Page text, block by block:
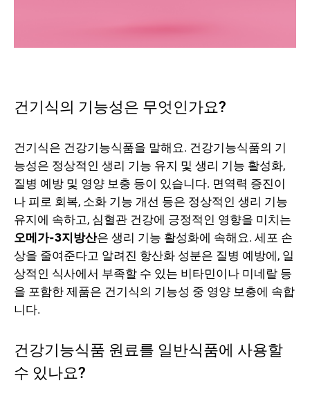
건기식의 기능성은 무엇인가요?
건기식은 건강기능식품을 말해요. 건강기능식품의 기
능성은 정상적인 생리 기능 유지 및 생리 기능 활성화,
질병 예방 및 영양 보충 등이 있습니다. 면역력 증진이
나 피로 회복, 소화 기능 개선 등은 정상적인 생리 기능
유지에 속하고, 심혈관 건강에 긍정적인 영향을 미치는
오메가-3지방산은 생리 기능 활성화에 속해요. 세포 손
상을 줄여준다고 알려진 항산화 성분은 질병 예방에, 일
상적인 식사에서 부족할 수 있는 비타민이나 미네랄 등
을 포함한 제품은 건기식의 기능성 중 영양 보충에 속합
니다.
건강기능식품 원료를 일반식품에 사용할
수 있나요?